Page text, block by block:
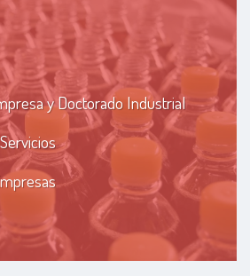
y Doctorado Industrial